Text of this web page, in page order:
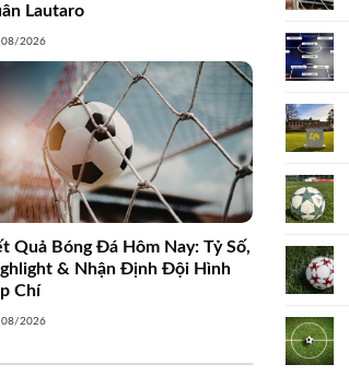
Lautaro
2026
Quả Bóng Đá Hôm Nay: Tỷ Số,
& Nhận Định Đội Hình
Chí
2026